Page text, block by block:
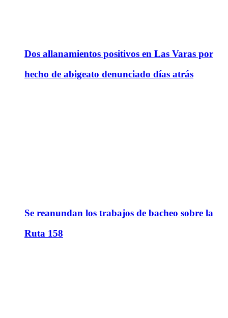
Dos allanamientos positivos en Las Varas por
hecho de abigeato denunciado días atrás
Se reanundan los trabajos de bacheo sobre la
Ruta 158